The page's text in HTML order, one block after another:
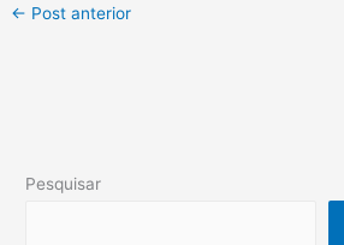
← Post anterior
Pesquisar